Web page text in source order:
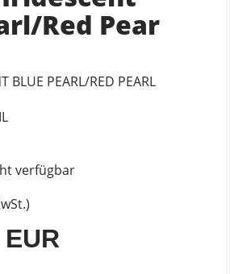
Red Pear
BLUE PEARL/RED PEARL
verfügbar